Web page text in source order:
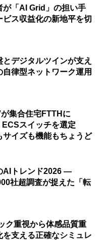
が「AI Grid」の担い手
ス収益化の新地平を切
とデジタルツインが支え
自律型ネットワーク運用
集合住宅FTTHに
スイッチを選定
サイズも機能もちょうど
AIトレンド2026 ―
社超調査が捉えた「転
ク重視から体感品質重
支える正確なシミュレ